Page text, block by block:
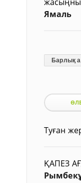
Ямаль
Барлық
Туған
ҚАПЕЗ